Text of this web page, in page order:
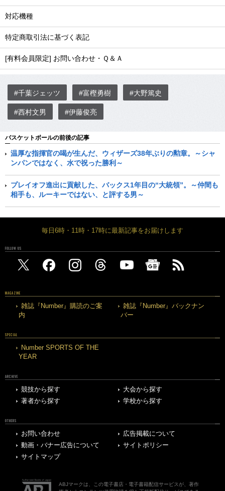
対応機種
特定商取引法に基づく表記
[有料会員限定] お問い合わせ・Ｑ＆Ａ
#千葉ジェッツ #富樫勇樹 #大野篤史
#西村文男 #伊藤俊亮
バスケットボールの前後の記事
温厚な指揮官の喝が生んだ、ウィザーズ38年ぶりの勲章。～シャ
ンパンではなく、水で祝った勝利～
プレイオフ進出に貢献した、バックス1年目の“大統領”。～仲間も
相手も、ルーキーではない、と評する男～
毎日6時・11時・17時に最新記事をお届けします
FOLLOW US
MAGAZINE
雑誌『Number』購読のご案
内
雑誌『Number』バックナン
バー
SPECIAL
Number SPORTS OF THE
YEAR
ARCHIVE
競技から探す
大会から探す
著者から探す
学校から探す
OTHERS
お問い合わせ
広告掲載について
動画・バナー広告について
サイトポリシー
サイトマップ
ABJマークは、この電子書店・電子書籍配信サービスが、著作